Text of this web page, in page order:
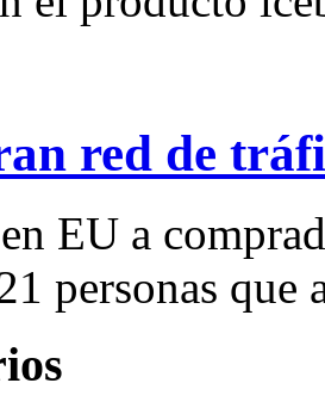
red de
EU a
personas que